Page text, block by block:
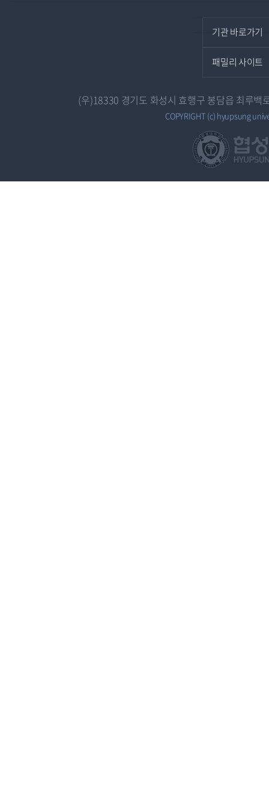
기관 바로가기
패밀리 사이트
(우)18330 경기도 화성시 효행구 봉담읍 최루
COPYRIGHT (c) hyupsung